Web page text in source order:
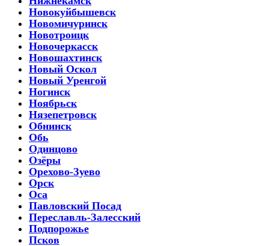
Новокуйбышевск
Новомичуринск
Новотроицк
Новочеркасск
Новошахтинск
Новый Оскол
Новый Уренгой
Ногинск
Ноябрьск
Нязепетровск
Обнинск
Обь
Одинцово
Озёры
Орехово-Зуево
Орск
Оса
Павловский Посад
Переславль-Залесский
Подпорожье
Псков